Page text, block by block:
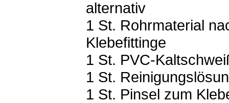
alternativ
1 St. Rohrmaterial
Klebefittinge
1 St. PVC-
1 St.
1 St. Pinsel zum